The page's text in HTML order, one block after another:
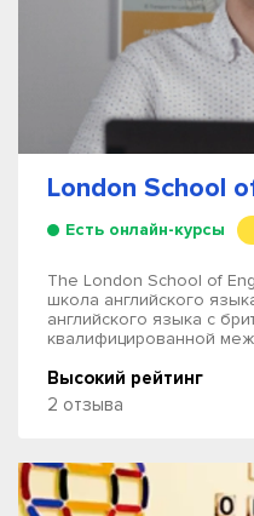
London School
Есть онлайн-курсы
The London School of
школа английского
английского языка с
квалифицированной
Высокий рейтинг
2 отзыва